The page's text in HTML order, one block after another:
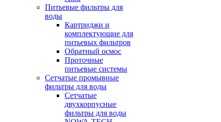
Питьевые фильтры для
воды
Картриджи и
комплектующие для
питьевых фильтров
Обратный осмос
Проточные
питьевые системы
Сетчатые промывные
фильтры для воды
Сетчатые
двухкорпусные
фильтры для воды